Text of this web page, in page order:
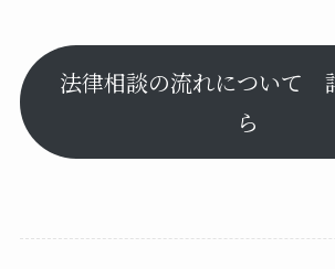
法律相談の流れについて
ら